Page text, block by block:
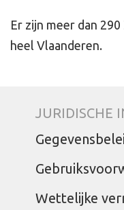
Er zijn meer dan
heel Vlaanderen.
JURIDISCHE
Wettelijke